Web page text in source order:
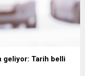
geliyor: Tarih belli